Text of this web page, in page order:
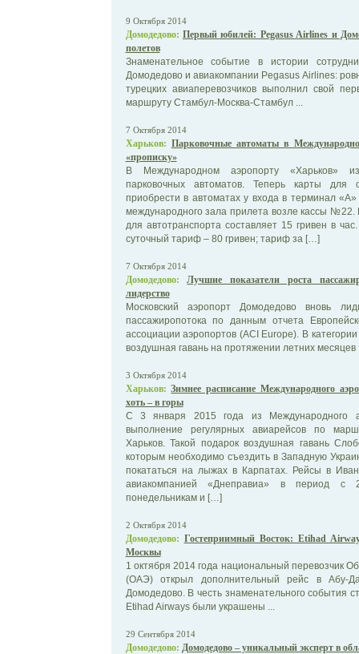
9 Октября 2014
Домодедово: Первый юбилей: Pegasus Airlines и
полетов
Знаменательное событие в истории
Домодедово и авиакомпании Pegasus Airlines:
турецких авиаперевозчиков выполнил свой
маршруту Стамбул-Москва-Стамбул ...
7 Октября 2014
Харьков: Парковочные автоматы в
«прописку»
В Международном аэропорту «Харьков»
парковочных автоматов. Теперь карты для
приобрести в автоматах у входа в терминал
международного зала прилета возле кассы
для автотранспорта составляет 15 гривен в
суточный тариф – 80 гривен; тариф за […]
7 Октября 2014
Домодедово:
Лучшие показатели роста
лидерство
Московский аэропорт Домодедово вновь
пассажиропотока по данным отчета
ассоциации аэропортов (ACI Europe). В
воздушная гавань на протяжении летних месяцев
3 Октября 2014
Харьков: Зимнее расписание Международного
хоть – в горы
С 3 января 2015 года из Международного
выполнение регулярных авиарейсов по
Харьков. Такой подарок воздушная гавань
которым необходимо съездить в Западную
покататься на лыжах в Карпатах. Рейсы в
авиакомпанией «Днеправиа» в период с
понедельникам и […]
2 Октября 2014
Домодедово: Гостеприимный Восток: Etihad
Москвы
1 октября 2014 года национальный перевозчик
(ОАЭ) открыл дополнительный рейс в Абу-
Домодедово. В честь знаменательного события
Etihad Airways были украшены ...
29 Сентября 2014
Домодедово: Домодедово – уникальный эксперт в